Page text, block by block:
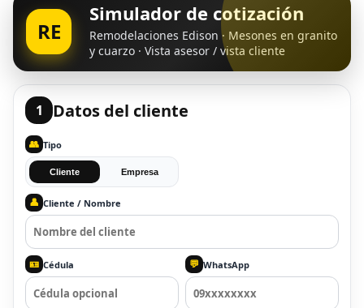
RE
Simulador de cotización
Remodelaciones Edison · Mesones en granito
y cuarzo · Vista asesor / vista cliente
1 Datos del cliente
👥 Tipo
Cliente Empresa
👤 Cliente / Nombre
🪪 Cédula 💬 WhatsApp